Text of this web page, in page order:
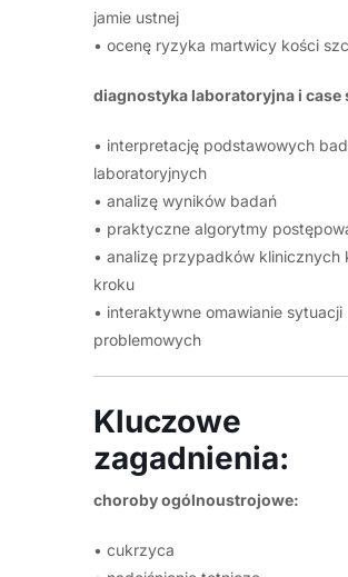
jamie ustnej
• ocenę ryzyka martwicy kości
diagnostyka laboratoryjna i case
• interpretację podstawowych
laboratoryjnych
• analizę wyników badań
• praktyczne algorytmy
• analizę przypadków klinicznych
kroku
• interaktywne omawianie sytuacji
problemowych
Kluczowe
zagadnienia:
choroby ogólnoustrojowe:
• cukrzyca